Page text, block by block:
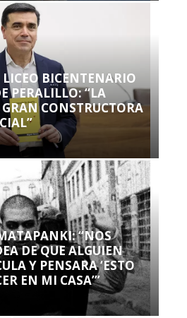
LICEO BICENTENARIO
PERALILLO: “LA
GRAN CONSTRUCTORA
“NOS
DE QUE ALGUIEN
Y PENSARA ‘ESTO
EN MI CASA’”